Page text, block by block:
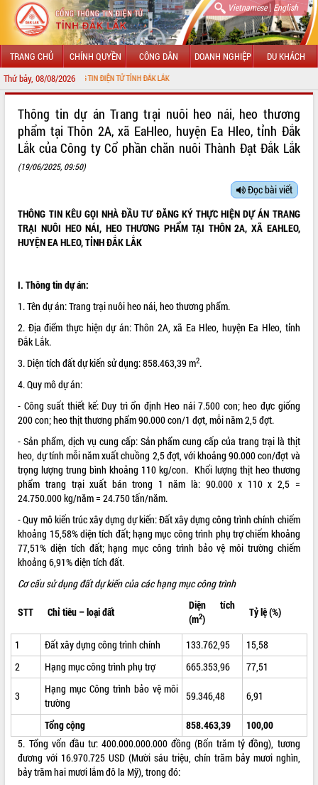
Vietnamese| English
TRANG CHỦ CHÍNH QUYỀN CÔNG DÂN DOANH NGHIỆP DU KHÁCH
Thứ bảy, 08/08/2026
CỔNG THÔNG TIN ĐIỆN TỬ TỈNH ĐẮK LẮK
LÃNH ĐẠO UBND TỈNH
TIN TỨC SỰ KIỆN
UBND CÁC XÃ, PHƯỜNG
THÔNG TIN CHỈ ĐẠO ĐIỀU HÀNH
HỆ THỐNG VĂN BẢN
VĂN BẢN HĐND TỈNH
ĐIỂM TIN VĂN BẢN
QUY HOẠCH - KẾ HOẠCH
VIDEO
Loading the player...
Khám bệnh, cấp phát thuốc miễn phí
và tặng quà người dân xã Cư Pui
Hội nghị UBND tỉnh Đắk Lắk thường kỳ
tháng 7/2026
Lễ truy tặng danh hiệu “Bà Mẹ Việt
Thông tin dự án Trang trại nuôi heo nái, heo thương
phẩm tại Thôn 2A, xã EaHleo, huyện Ea Hleo, tỉnh Đắk
Lắk của Công ty Cổ phần chăn nuôi Thành Đạt Đắk Lắk
(19/06/2025, 09:50)
Đọc bài viết
THÔNG TIN KÊU GỌI NHÀ ĐẦU TƯ ĐĂNG KÝ THỰC HIỆN DỰ ÁN TRANG
TRẠI NUÔI HEO NÁI, HEO THƯƠNG PHẨM TẠI THÔN 2A, XÃ EAHLEO,
HUYỆN EA HLEO, TỈNH ĐẮK LẮK
I. Thông tin dự án:
1. Tên dự án: Trang trại nuôi heo nái, heo thương phẩm.
2. Địa điểm thực hiện dự án: Thôn 2A, xã Ea Hleo, huyện Ea Hleo, tỉnh
Đắk Lắk.
3. Diện tích đất dự kiến sử dụng: 858.463,39 m2.
4. Quy mô dự án:
- Công suất thiết kế: Duy trì ổn định Heo nái 7.500 con; heo đực giống
200 con; heo thịt thương phẩm 90.000 con/1 đợt, mỗi năm 2,5 đợt.
- Sản phẩm, dịch vụ cung cấp: Sản phẩm cung cấp của trang trại là thịt
heo, dự tính mỗi năm xuất chuồng 2,5 đợt, với khoảng 90.000 con/đợt và
trọng lượng trung bình khoảng 110 kg/con. Khối lượng thịt heo thương
phẩm trang trại xuất bán trong 1 năm là: 90.000 x 110 x 2,5 =
24.750.000 kg/năm = 24.750 tấn/năm.
- Quy mô kiến trúc xây dựng dự kiến: Đất xây dựng công trình chính chiếm
khoảng 15,58% diện tích đất; hạng mục công trình phụ trợ chiếm khoảng
77,51% diện tích đất; hạng mục công trình bảo vệ môi trường chiếm
khoảng 6,91% diện tích đất.
Cơ cấu sử dụng đất dự kiến của các hạng mục công trình
STT Chỉ tiêu – loại đất
Diện tích
(m2)
Tỷ lệ (%)
1 Đất xây dựng công trình chính 133.762,95
15,58
2
Hạng mục công trình phụ trợ 665.353,96 77,51
3
Hạng mục Công trình bảo vệ môi
trường
59.346,48 6,91
Tổng cộng 858.463,39
100,00
5. Tổng vốn đầu tư: 400.000.000.000 đồng (Bốn trăm tỷ đồng), tương
đương với 16.970.725 USD (Mười sáu triệu, chín trăm bảy mươi nghìn,
bảy trăm hai mươi lắm đô la Mỹ), trong đó: